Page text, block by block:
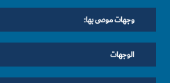
وجهات موصى بها:
الوجهات